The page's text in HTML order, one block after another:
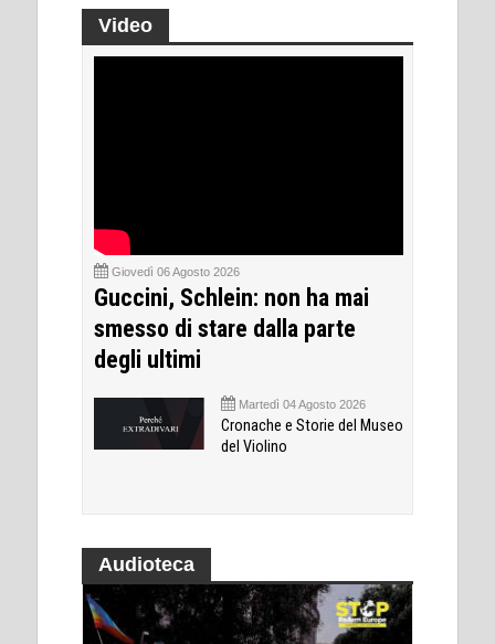
Video
Giovedì 06 Agosto 2026
Guccini, Schlein: non ha mai
smesso di stare dalla parte
degli ultimi
Martedì 04 Agosto 2026
Cronache e Storie del Museo
del Violino
Audioteca